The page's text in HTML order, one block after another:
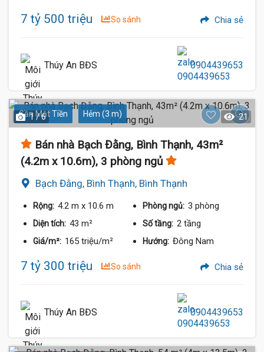
7 tỷ 500 triệu So sánh Chia sẻ
Thúy An BĐS 0904439653
Gần Mặt Tiền Hẻm (3 m)
1 / 6 21
Bán nhà Bạch Đằng, Bình Thạnh, 43m²
(4.2m x 10.6m), 3 phòng ngủ
Bạch Đằng, Bình Thạnh, Bình Thạnh
Rộng: 4.2 m x 10.6 m Phòng ngủ: 3 phòng
Diện tích: 43 m² Số tầng: 2 tầng
Giá/m²: 165 triệu/m² Hướng: Đông Nam
7 tỷ 300 triệu So sánh Chia sẻ
Thúy An BĐS 0904439653